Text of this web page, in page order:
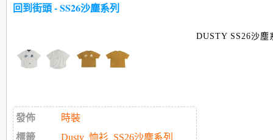
回到街頭 - SS26沙塵系列
DUSTY SS26沙
發佈
時裝
標籤
Dusty 恤衫 SS26沙塵系列